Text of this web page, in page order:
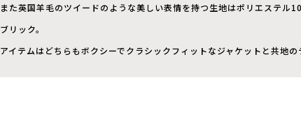
また英国羊毛のツイードのような美しい表情を持つ生地はポリエステル
ブリック。
アイテムはどちらもボクシーでクラシックフィットなジャケットと共地の